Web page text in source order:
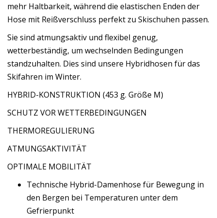
mehr Haltbarkeit, während die elastischen Enden der
Hose mit Reißverschluss perfekt zu Skischuhen passen.
Sie sind atmungsaktiv und flexibel genug,
wetterbeständig, um wechselnden Bedingungen
standzuhalten. Dies sind unsere Hybridhosen für das
Skifahren im Winter.
HYBRID-KONSTRUKTION (453 g. Größe M)
SCHUTZ VOR WETTERBEDINGUNGEN
THERMOREGULIERUNG
ATMUNGSAKTIVITÄT
OPTIMALE MOBILITÄT
Technische Hybrid-Damenhose für Bewegung in
den Bergen bei Temperaturen unter dem
Gefrierpunkt